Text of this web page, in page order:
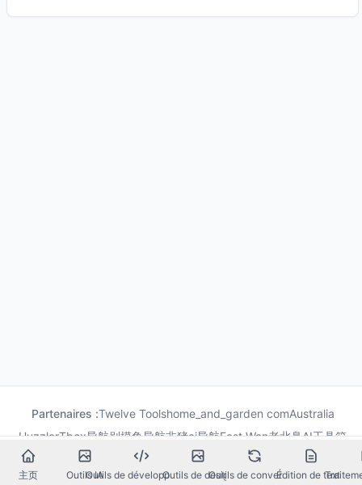
Partenaires :Twelve Toolshome_and_garden comAustralia
HuzzlerTbox导航别摸鱼导航非猪ai导航Fast Wan老北鼻AI工具箱
果汁导航
龙喵导航
主页 Outils IAOutils de développementOutils de designOutils de conversionÉdition de texte